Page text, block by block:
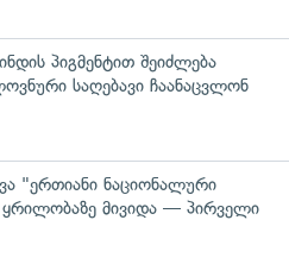
პიგმენტით შეიძლება
საღებავი ჩაანაცვლონ
"ერთიანი ნაციონალური
მივიდა — პირველი